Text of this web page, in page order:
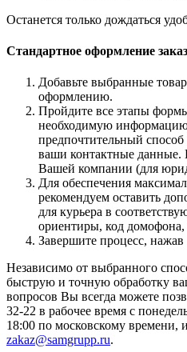
Останется только дождаться
Стандартное оформление
Добавьте выбранные
оформлению.
Пройдите все этапы
необходимую
предпочтительный
ваши контактные данные.
Вашей компании (для
Для обеспечения
рекомендуем оставить
для курьера в
ориентиры, код домофона,
Завершите процесс,
Независимо от выбранного
быструю и точную обработку
вопросов Вы всегда можете
32-22 в рабочее время с
18:00 по московскому времени,
zakaz@samgrupp.ru.